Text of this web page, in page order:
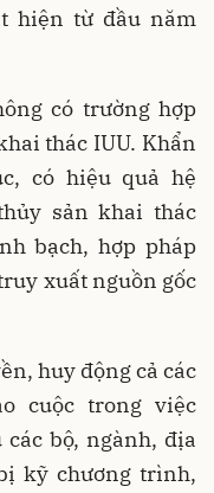
hiện từ đầu năm
có trường hợp
thác IUU. Khẩn
có hiệu quả hệ
sản khai thác
bạch, hợp pháp
xuất nguồn gốc
huy động cả các
cuộc trong việc
các bộ, ngành, địa
kỹ chương trình,